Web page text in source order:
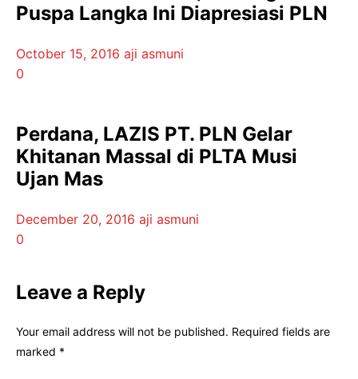
Puspa Langka Ini Diapresiasi PLN
October 15, 2016 aji asmuni
0
Perdana, LAZIS PT. PLN Gelar
Khitanan Massal di PLTA Musi
Ujan Mas
December 20, 2016 aji asmuni
0
Leave a Reply
Your email address will not be published. Required fields are
marked *